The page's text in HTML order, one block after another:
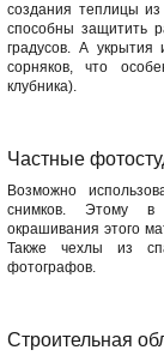
создания теплицы
способны защитить
градусов. А укрытия
сорняков, что
клубника).
Частные
Возможно
снимков. Этому в
окрашивания этого
Также чехлы из
фотографов.
Строительная